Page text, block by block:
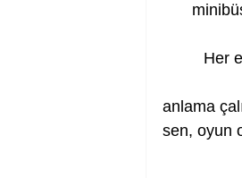
Her
anlama
sen, oyun